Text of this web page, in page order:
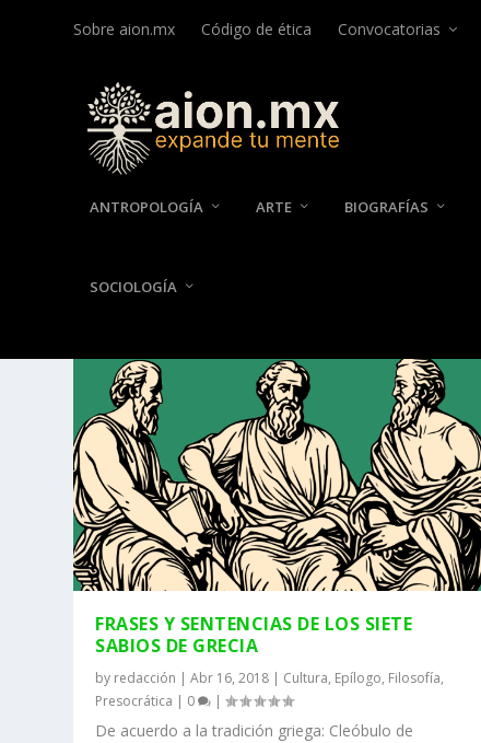
Sobre aion.mx Código de ética Convocatorias
ANTROPOLOGÍA ARTE BIOGRAFÍAS
SOCIOLOGÍA
FRASES Y SENTENCIAS DE LOS SIETE
SABIOS DE GRECIA
by redacción |Abr 16, 2018 | Cultura, Epílogo, Filosofía,
Presocrática | 0 |
De acuerdo a la tradición griega: Cleóbulo de